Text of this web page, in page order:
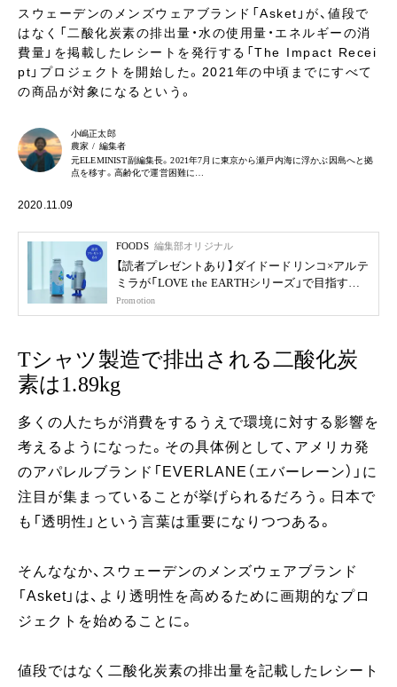
スウェーデンのメンズウェアブランド「Asket」が、値段で
はなく「二酸化炭素の排出量・水の使用量・エネルギーの消
費量」を掲載したレシートを発行する「The Impact Recei
pt」プロジェクトを開始した。2021年の中頃までにすべて
の商品が対象になるという。
小嶋正太郎
農家 / 編集者
元ELEMINIST副編集長。2021年7月に東京から瀬戸内海に浮かぶ因島へと拠
点を移す。高齢化で運営困難に…
2020.11.09
FOODS 編集部オリジナル
【読者プレゼントあり】ダイドードリンコ×アルテ
ミラが「LOVE the EARTHシリーズ」で目指す未
来
Promotion
Tシャツ製造で排出される二酸化炭
素は1.89kg
多くの人たちが消費をするうえで環境に対する影響を
考えるようになった。その具体例として、アメリカ発
のアパレルブランド「EVERLANE（エバーレーン）」に
注目が集まっていることが挙げられるだろう。日本で
も「透明性」という言葉は重要になりつつある。
そんななか、スウェーデンのメンズウェアブランド
「Asket」は、より透明性を高めるために画期的なプロ
ジェクトを始めることに。
値段ではなく二酸化炭素の排出量を記載したレシート